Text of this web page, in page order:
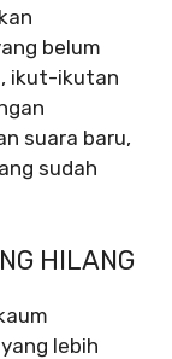
belum
ikut-ikutan
suara baru,
sudah
HILANG
lebih